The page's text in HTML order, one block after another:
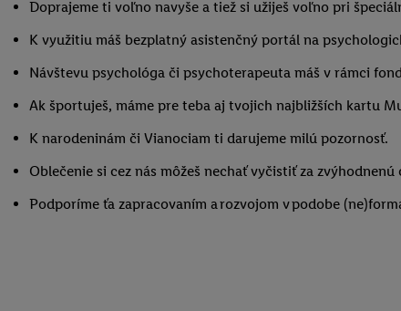
Doprajeme ti voľno navyše a tiež si užiješ voľno pri
K využitiu máš bezplatný asistenčný portál na
Návštevu psychológa či psychoterapeuta máš v rámci
Ak športuješ, máme pre teba aj tvojich najbližších kartu
K narodeninám či Vianociam ti darujeme milú pozornosť.
Oblečenie si cez nás môžeš nechať vyčistiť za
Podporíme ťa zapracovaním a rozvojom v podobe